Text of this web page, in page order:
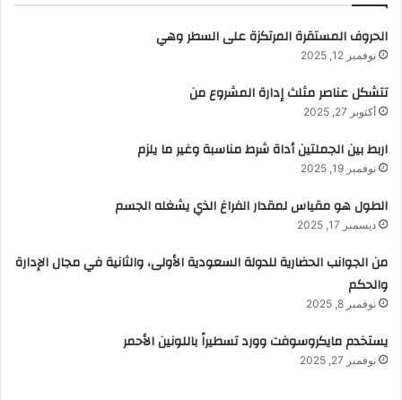
الحروف المستقرة المرتكزة على السطر وهي
نوفمبر 12, 2025
تتشكل عناصر مثلث إدارة المشروع من
أكتوبر 27, 2025
اربط بين الجملتين أداة شرط مناسبة وغير ما يلزم
نوفمبر 19, 2025
الطول هو مقياس لمقدار الفراغ الذي يشغله الجسم
ديسمبر 17, 2025
من الجوانب الحضارية للدولة السعودية الأولى، والثانية في مجال الإدارة
والحكم
نوفمبر 8, 2025
يستخدم مايكروسوفت وورد تسطيراً باللونين الأحمر
نوفمبر 27, 2025